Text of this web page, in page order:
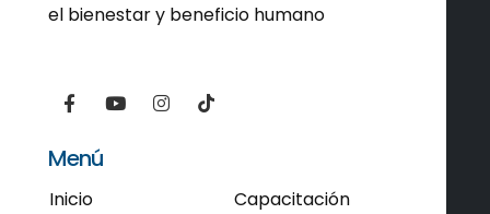
el bienestar y beneficio humano
Menú
Inicio
Capacitación